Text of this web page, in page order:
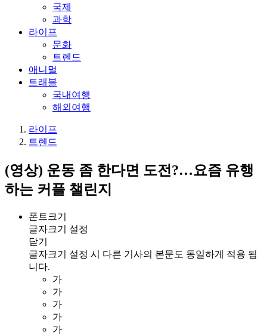
국제
과학
라이프
문화
트렌드
애니멀
트래블
국내여행
해외여행
라이프
트렌드
(영상) 운동 좀 한다면 도전?…요즘 유행
하는 커플 챌린지
폰트크기
글자크기 설정
닫기
글자크기 설정 시 다른 기사의 본문도 동일하게 적용 됩
니다.
가
가
가
가
가